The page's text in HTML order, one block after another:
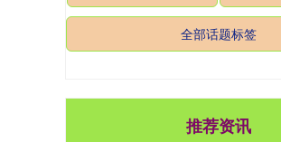
全部话题标签
推荐资讯